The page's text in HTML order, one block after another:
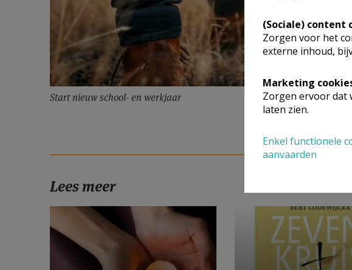
Start nieuw school- en werkjaar
Lees meer
(Sociale) content
Zorgen voor het
externe inhoud,
Marketing
Zorgen ervoor dat
laten zien.
Enkel functionele
aanvaarden